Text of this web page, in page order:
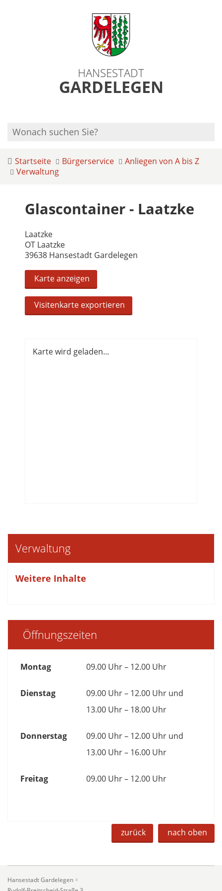
HANSESTADT
GARDELEGEN
Startseite Bürgerservice
Anliegen von A bis Z
Verwaltung
Glascontainer - Laatzke
Laatzke
OT Laatzke
39638 Hansestadt Gardelegen
Karte anzeigen
Visitenkarte exportieren
Karte wird geladen...
Verwaltung
Weitere Inhalte
Öffnungszeiten
Montag 09.00 Uhr – 12.00 Uhr
Dienstag
09.00 Uhr – 12.00 Uhr und
13.00 Uhr – 18.00 Uhr
Donnerstag
09.00 Uhr – 12.00 Uhr und
13.00 Uhr – 16.00 Uhr
Freitag 09.00 Uhr – 12.00 Uhr
zurück nach oben
Hansestadt Gardelegen